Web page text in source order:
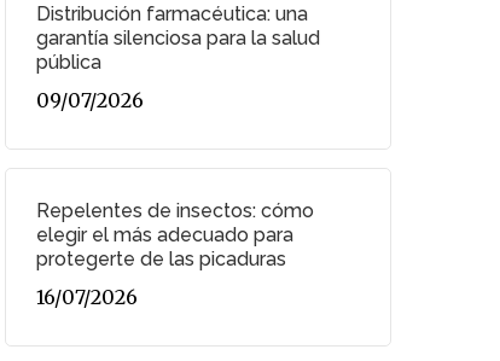
Distribución farmacéutica: una
garantía silenciosa para la salud
pública
09/07/2026
Repelentes de insectos: cómo
elegir el más adecuado para
protegerte de las picaduras
16/07/2026